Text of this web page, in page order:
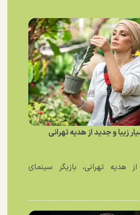
زیبا و جدید از هدیه تهرانی
هدیه تهرانی، بازیگر سینمای